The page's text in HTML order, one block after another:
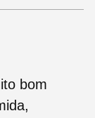
bom